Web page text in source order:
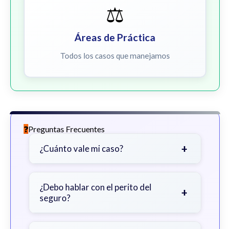
⚖️
Áreas de Práctica
Todos los casos que manejamos
Preguntas Frecuentes
¿Cuánto vale mi caso? +
gravedad de sus lesiones, facturas
médicas, tiempo fuera del trabajo y
¿Debo hablar con el perito del
seguro?
+